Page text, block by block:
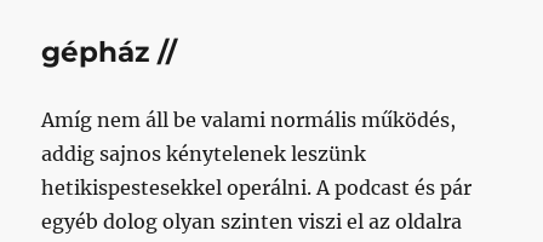
gépház //
Amíg nem áll be valami normális működés,
addig sajnos kénytelenek leszünk
hetikispestesekkel operálni. A podcast és pár
egyéb dolog olyan szinten viszi el az oldalra